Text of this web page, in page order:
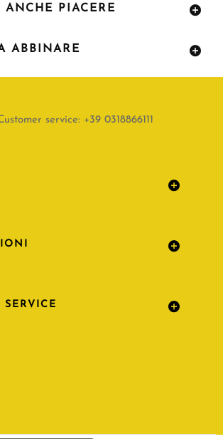
ANCHE PIACERE
ABBINARE
service: +39 0318866111
SERVICE